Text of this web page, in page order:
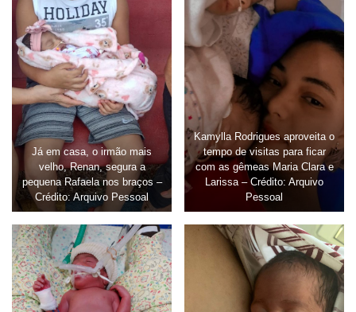
Já em casa, o irmão mais
velho, Renan, segura a
pequena Rafaela nos braços –
Crédito: Arquivo Pessoal
Kamylla Rodrigues aproveita o
tempo de visitas para ficar
com as gêmeas Maria Clara e
Larissa – Crédito: Arquivo
Pessoal